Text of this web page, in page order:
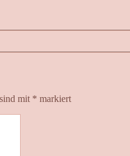
mit * markiert